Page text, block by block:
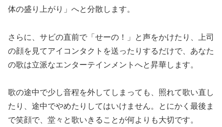
体の盛り上がり」へと分散します。
さらに、サビの直前で「せーの！」と声をかけたり、上司
の顔を見てアイコンタクトを送ったりするだけで、あなた
の歌は立派なエンターテインメントへと昇華します。
歌の途中で少し音程を外してしまっても、照れて歌い直し
たり、途中でやめたりしてはいけません。とにかく最後ま
で笑顔で、堂々と歌いきることが何よりも大切です。